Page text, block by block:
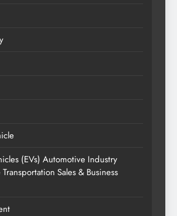
(EVs) Automotive Industry
Sales & Business